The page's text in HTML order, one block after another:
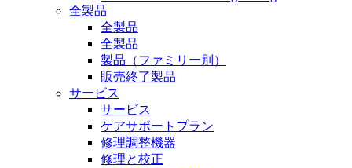
全製品
全製品
全製品
製品（ファミリー別）
販売終了製品
サービス
サービス
ケアサポートプラン
修理調整機器
修理と校正